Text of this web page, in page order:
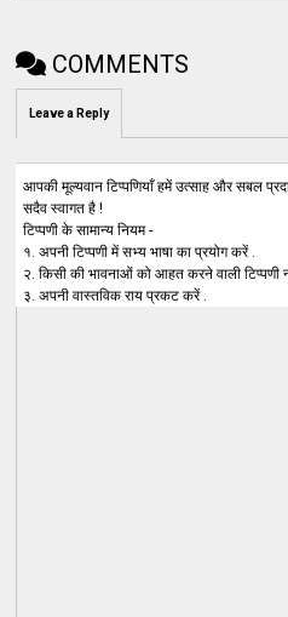
COMMENTS
Leave a Reply
आपकी मूल्यवान टिप्पणियाँ हमें उत्साह और सबल
सदैव स्वागत है !
टिप्पणी के सामान्य नियम -
१. अपनी टिप्पणी में सभ्य भाषा का प्रयोग करें .
२. किसी की भावनाओं को आहत करने वाली टिप्पणी
३. अपनी वास्तविक राय प्रकट करें .